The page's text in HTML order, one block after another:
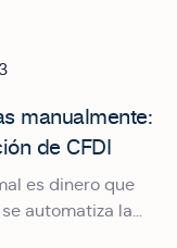
manualmente:
de CFDI
es dinero que
automatiza la